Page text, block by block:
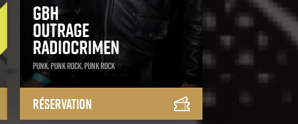
GBH
Outrage
Radiocrimen
Punk, Punk Rock, Punk Rock
Réservation